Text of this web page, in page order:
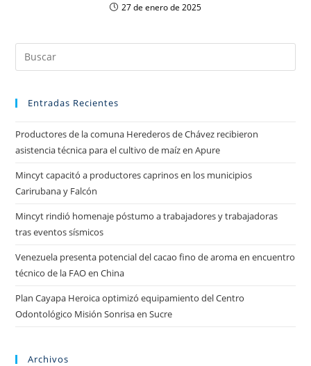
27 de enero de 2025
Entradas Recientes
Productores de la comuna Herederos de Chávez recibieron
asistencia técnica para el cultivo de maíz en Apure
Mincyt capacitó a productores caprinos en los municipios
Carirubana y Falcón
Mincyt rindió homenaje póstumo a trabajadores y trabajadoras
tras eventos sísmicos
Venezuela presenta potencial del cacao fino de aroma en encuentro
técnico de la FAO en China
Plan Cayapa Heroica optimizó equipamiento del Centro
Odontológico Misión Sonrisa en Sucre
Archivos